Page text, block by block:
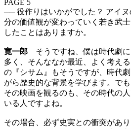
PAGE 5
── 役作りはいかがでした？ アイ
分の価値観が変わっていく若き武
したことはありますか。
寛一郎 そうですね、僕は時代劇
多く、そんななか最近、よく考え
の『シサム』もそうですが、時代
がら歴史的な背景を学びます。で
その映画を観るのも、その時代の
いる人ですよね。
その場合、必ず史実との衝突があ